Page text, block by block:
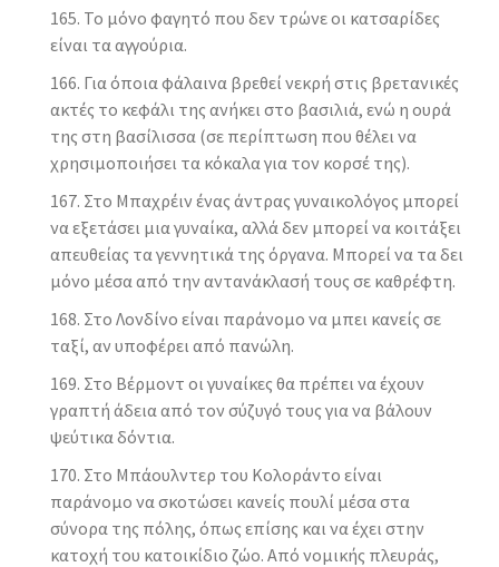
Το μόνο φαγητό που δεν τρώνε οι κατσαρίδες
είναι τα αγγούρια.
Για όποια φάλαινα βρεθεί νεκρή στις βρετανικές
ακτές το κεφάλι της ανήκει στο βασιλιά, ενώ η ουρά
της στη βασίλισσα (σε περίπτωση που θέλει να
χρησιμοποιήσει τα κόκαλα για τον κορσέ της).
Στο Μπαχρέιν ένας άντρας γυναικολόγος μπορεί
να εξετάσει μια γυναίκα, αλλά δεν μπορεί να κοιτάξει
απευθείας τα γεννητικά της όργανα. Μπορεί να τα δει
μόνο μέσα από την αντανάκλασή τους σε καθρέφτη.
Στο Λονδίνο είναι παράνομο να μπει κανείς σε
ταξί, αν υποφέρει από πανώλη.
Στο Βέρμοντ οι γυναίκες θα πρέπει να έχουν
γραπτή άδεια από τον σύζυγό τους για να βάλουν
ψεύτικα δόντια.
Στο Μπάουλντερ του Κολοράντο είναι
παράνομο να σκοτώσει κανείς πουλί μέσα στα
σύνορα της πόλης, όπως επίσης και να έχει στην
κατοχή του κατοικίδιο ζώο. Από νομικής πλευράς,